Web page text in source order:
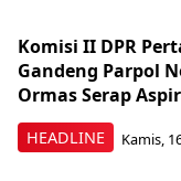
HEADLINE
Komisi II DPR
Gandeng Parpol
Ormas Serap
Kamis,